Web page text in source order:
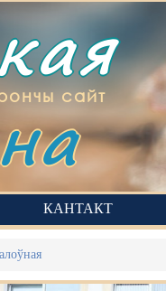
сайт
КАНТАКТ